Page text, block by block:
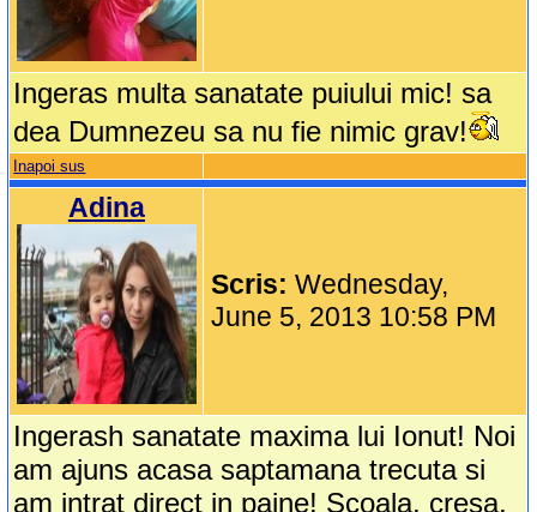
Ingeras multa sanatate puiului mic! sa
dea Dumnezeu sa nu fie nimic grav!
Inapoi sus
Adina
Scris:Wednesday,
June 5, 2013 10:58 PM
Ingerash sanatate maxima lui Ionut! Noi
am ajuns acasa saptamana trecuta si
am intrat direct in paine! Scoala, cresa,